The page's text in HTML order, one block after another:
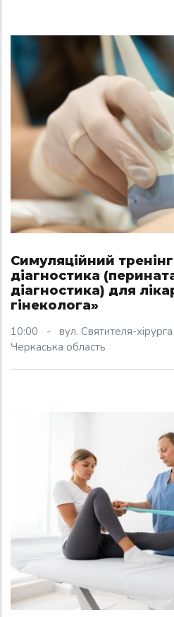
Симуляційний
діагностика
діагностика) для
гінеколога»
10:00 - вул. Святителя-
Черкаська область